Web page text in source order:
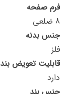
فرم صفحه
8 ضلعی
جنس بدنه
فلز
قابلیت تعویض بند
دارد